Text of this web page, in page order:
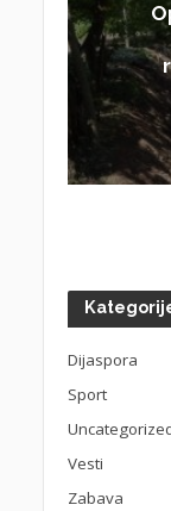
Dijaspora
Sport
Vesti
Zabava